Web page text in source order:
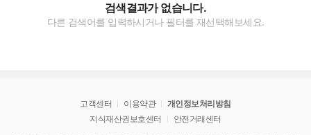
검색결과가 없습니다.
다른 검색어를 입력하시거나 필터를 재선택해보세요.
고객센터 이용약관
개인정보처리방침
지식재산권보호센터
안전거래센터